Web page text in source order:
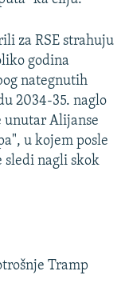
za RSE strahuju
godina
nategnutih
2034-35. naglo
unutar Alijanse
u kojem posle
sledi nagli skok
Tramp